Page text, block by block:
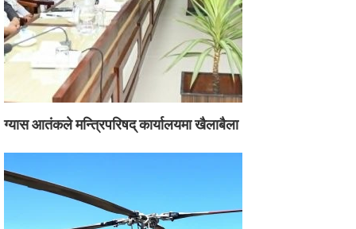
ग्यास आतंकले मन्त्रिपरिषद् कार्यालयमा खैलाबैला